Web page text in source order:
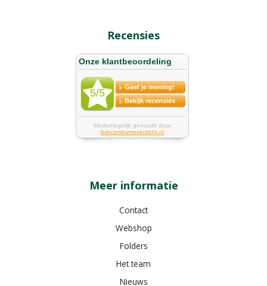
Recensies
Meer informatie
Contact
Webshop
Folders
Het team
Nieuws